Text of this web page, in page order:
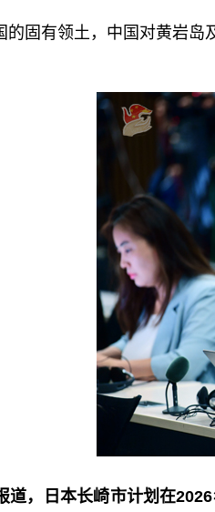
的固有领土，中国对黄岩
道，日本长崎市计划在